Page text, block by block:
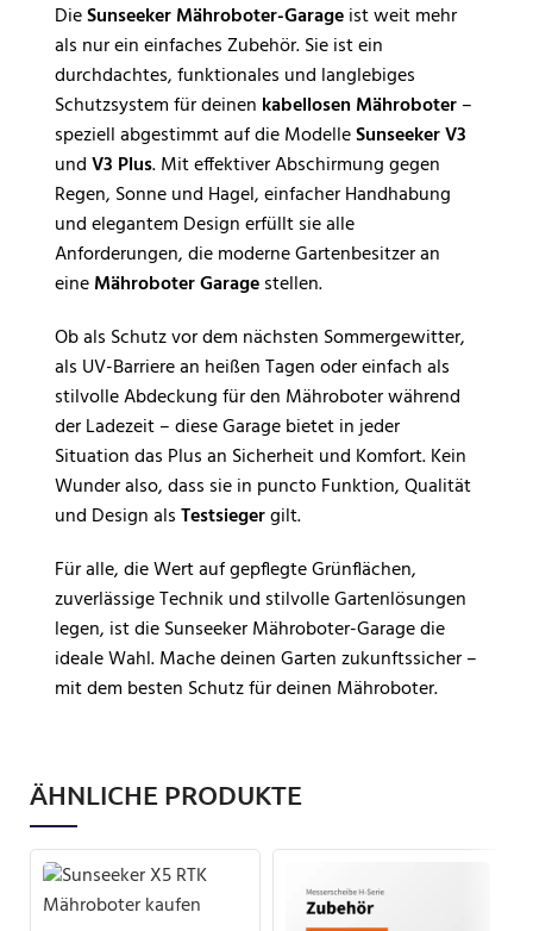
DieSunseeker Mähroboter-Garageist weit mehr
als nur ein einfaches Zubehör. Sie ist ein
durchdachtes, funktionales und langlebiges
Schutzsystem für deinen kabellosen Mähroboter–
speziell abgestimmt auf die ModelleSunseeker V3
undV3 Plus. Mit effektiver Abschirmung gegen
Regen, Sonne und Hagel, einfacher Handhabung
und elegantem Design erfüllt sie alle
Anforderungen, die moderne Gartenbesitzer an
eineMähroboter Garagestellen.
Ob als Schutz vor dem nächsten Sommergewitter,
als UV-Barriere an heißen Tagen oder einfach als
stilvolle Abdeckung für den Mähroboter während
der Ladezeit – diese Garage bietet in jeder
Situation das Plus an Sicherheit und Komfort. Kein
Wunder also, dass sie in puncto Funktion, Qualität
und Design alsTestsiegergilt.
Für alle, die Wert auf gepflegte Grünflächen,
zuverlässige Technik und stilvolle Gartenlösungen
legen, ist die Sunseeker Mähroboter-Garage die
ideale Wahl. Mache deinen Garten zukunftssicher –
mit dem besten Schutz für deinen Mähroboter.
ÄHNLICHE PRODUKTE